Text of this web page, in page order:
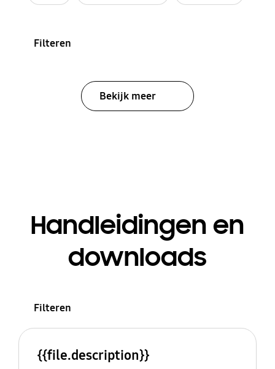
Filteren
Bekijk meer
Handleidingen en
downloads
Filteren
{{file.description}}